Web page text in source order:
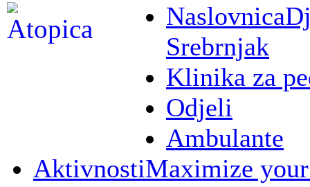
Naslovnica
Srebrnjak
Klinika za
Odjeli
Ambulante
AktivnostiMaximize